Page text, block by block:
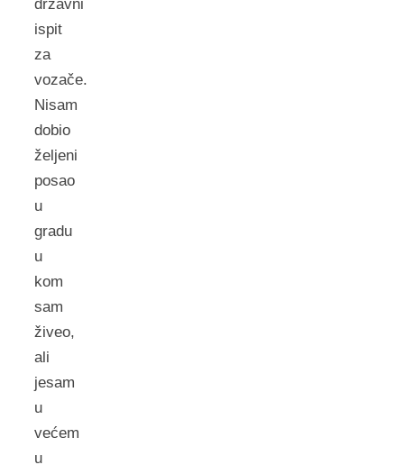
državni
ispit
za
vozače.
Nisam
dobio
željeni
posao
u
gradu
u
kom
sam
živeo,
ali
jesam
u
većem
u